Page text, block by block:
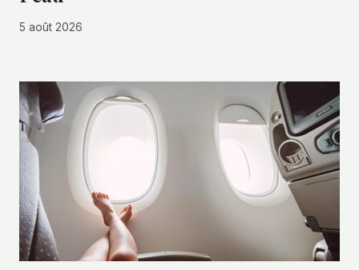
5 août 2026